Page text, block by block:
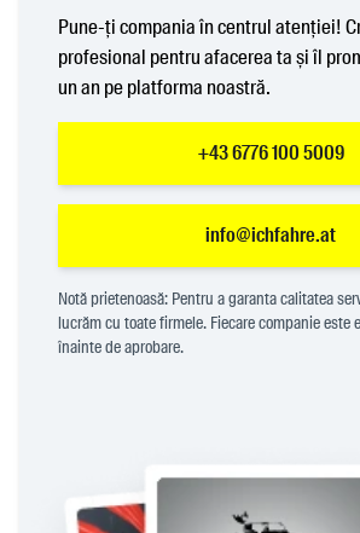
Pune-ți compania în centrul atenției!
profesional pentru afacerea ta și îl
un an pe platforma noastră.
+43 6776 100 5009
info@ichfahre.at
Notă prietenoasă: Pentru a garanta calitatea
lucrăm cu toate firmele. Fiecare companie este
înainte de aprobare.